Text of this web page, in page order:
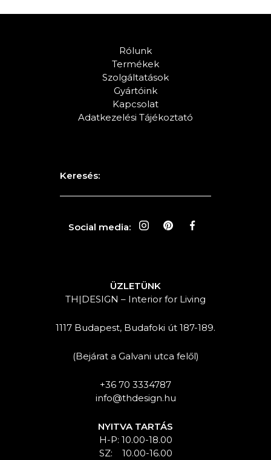
Rólunk
Termékek
Szolgáltatások
Gyártóink
Kapcsolat
Adatkezelési Tájékoztató
Keresés:
Social media:
ÜZLETÜNK
TH|DESIGN – Interior for Living
1117 Budapest, Budafoki út 187-189.
(Bejárat a Galvani utca felől)
+36 70 3334787
info@thdesign.hu
NYITVA TARTÁS
H-P: 10.00-18.00
SZ: 10.00-16.00